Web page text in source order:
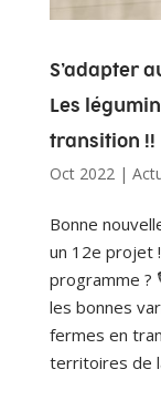
S’adapter
Les
transition !!
Oct 2022|
Bonne
un 12e projet
programme ?
les bonnes
fermes en
territoires de